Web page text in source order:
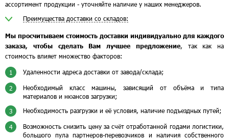
ассортимент продукции - уточняйте наличие у наших менеджеров.
Преимущества доставки со складов:
Мы просчитываем стоимость доставки индивидуально для каждого
заказа, чтобы сделать Вам лучшее предложение, так как на
стоимость влияет множество факторов:
1 Удаленности адреса доставки от завода/склада;
2
Необходимый класс машины, зависящий от объёма и типа
материалов и нюансов загрузки;
3 Необходимость разгрузки и её условия, наличие подъездных путей;
4
Возможность снизить цену за счёт отработанной годами логистики,
большого пула партнеров-перевозчиков и наличия собственного